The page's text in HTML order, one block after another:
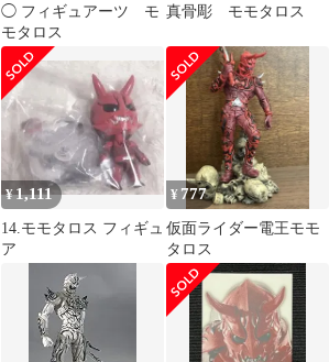
◯ フィギュアーツ モ
モタロス
真骨彫 モモタロス
¥1,111
14.モモタロス フィギュ
ア
¥ 777
仮面ライダー電王モモ
タロス